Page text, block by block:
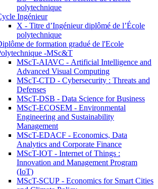
polytechnique
Ingénieur
X - Titre d’Ingénieur diplômé de l’École
polytechnique
de formation gradué de l'Ecole
-MSc&T
MScT-AIAVC - Artificial Intelligence and
Advanced Visual Computing
MScT-CTD - Cybersecurity : Threats and
Defenses
MScT-DSB - Data Science for Business
MScT-ECOSEM - Environmental
Engineering and Sustainability
Management
MScT-EDACF - Economics, Data
Analytics and Corporate Finance
MScT-IOT - Internet of Things :
Innovation and Management Program
(IoT)
MScT-SCUP - Economics for Smart Cities